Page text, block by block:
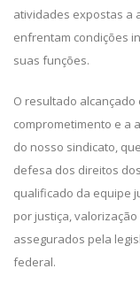
atividades expostas a
enfrentam condições
suas funções.
O resultado alcançado
comprometimento e a
do nosso sindicato,
defesa dos direitos
qualificado da equipe
por justiça,
assegurados pela
federal.